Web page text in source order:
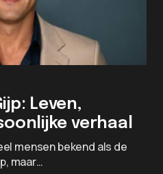
Leven,
verhaal
mensen bekend als de
maar…